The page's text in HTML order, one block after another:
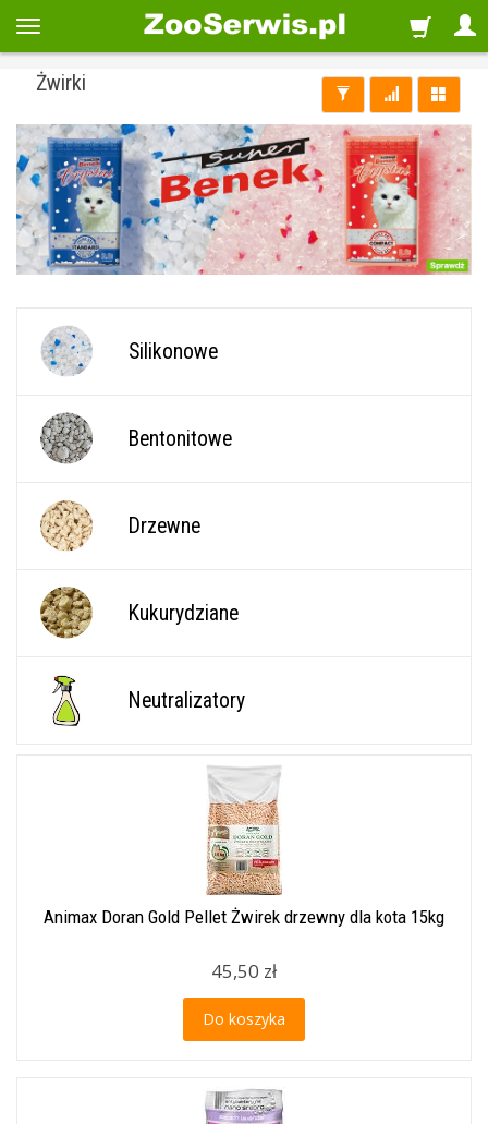
Żwirki
Silikonowe
Bentonitowe
Drzewne
Kukurydziane
Neutralizatory
Animax Doran Gold Pellet Żwirek drzewny dla kota 15kg
45,50 zł
Do koszyka